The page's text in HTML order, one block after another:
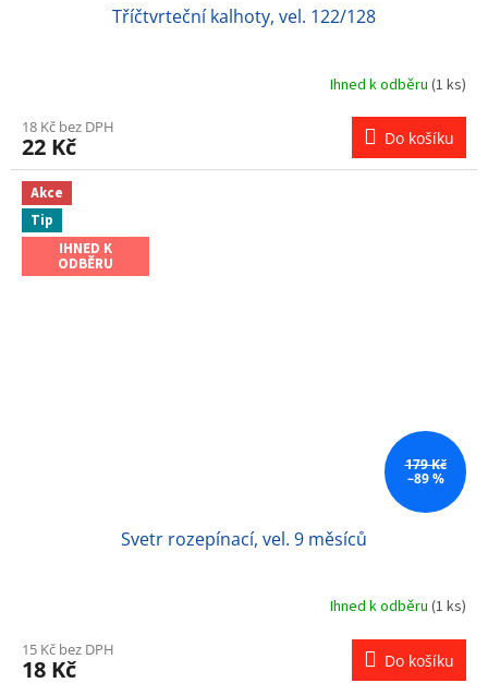
Tříčtvrteční kalhoty, vel. 122/128
Ihned k odběru (1 ks)
18 Kč bez DPH
22 Kč Do košíku
Akce
Tip
IHNED K
ODBĚRU
179 Kč
–89 %
Svetr rozepínací, vel. 9 měsíců
Ihned k odběru (1 ks)
15 Kč bez DPH
18 Kč Do košíku